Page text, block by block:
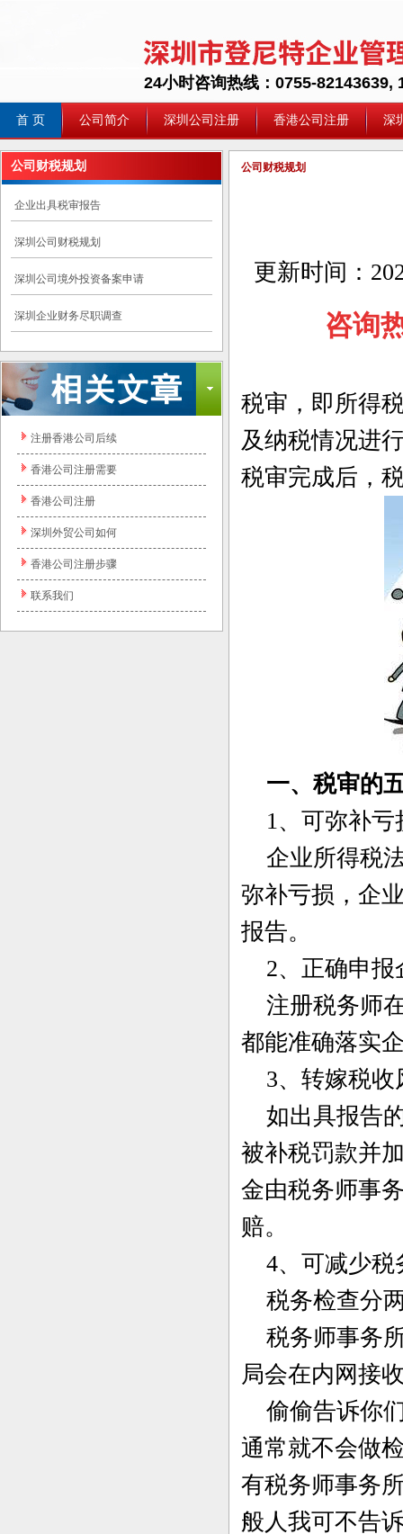
24小时咨询热线：0755-82143639,
首 页 公司简介 深圳公司注册 香港公司注册 深
公司财税规划
企业出具税审报告
深圳公司财税规划
深圳公司境外投资备案申请
深圳企业财务尽职调查
注册香港公司后续
香港公司注册需要
香港公司注册
深圳外贸公司如何
香港公司注册步骤
联系我们
公司财税规划
更新时间：
咨询热
税审，即所得
及纳税情况进
税审完成后，
一、税审的
1、可弥补亏
企业所得税
弥补亏损，企
报告。
2、正确申报
注册税务师
都能准确落实
3、转嫁税收
如出具报告
被补税罚款并
金由税务师事
赔。
4、可减少税
税务检查分
税务师事务
局会在内网接
偷偷告诉你
通常就不会做
有税务师事务
般人我可不告